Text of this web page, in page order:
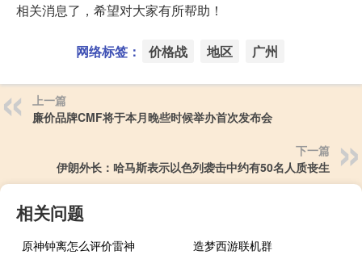
相关消息了，希望对大家有所帮助！
网络标签： 价格战 地区 广州
上一篇
廉价品牌CMF将于本月晚些时候举办首次发布会
下一篇
伊朗外长：哈马斯表示以色列袭击中约有50名人质丧生
相关问题
原神钟离怎么评价雷神
造梦西游联机群